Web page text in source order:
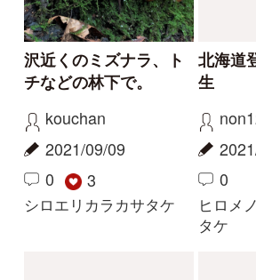
名前をおしえて
コーヒーまめ
2026/05/03
イヌセンボンタケ
アンズタケ？
樫山69
2025/09/14
ベニウスタケ
解決 解決